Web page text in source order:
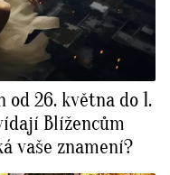
26. května do 1.
Blížencům
vaše znamení?